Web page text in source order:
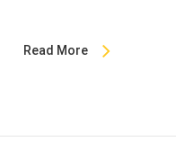
Read More